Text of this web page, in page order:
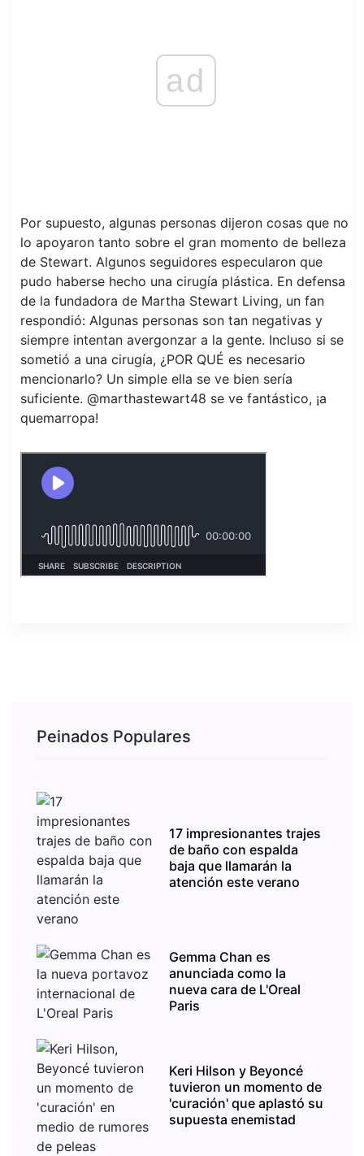
ad
Por supuesto, algunas personas dijeron cosas que no
lo apoyaron tanto sobre el gran momento de belleza
de Stewart. Algunos seguidores especularon que
pudo haberse hecho una cirugía plástica. En defensa
de la fundadora de Martha Stewart Living, un fan
respondió: Algunas personas son tan negativas y
siempre intentan avergonzar a la gente. Incluso si se
sometió a una cirugía, ¿POR QUÉ es necesario
mencionarlo? Un simple ella se ve bien sería
suficiente. @marthastewart48 se ve fantástico, ¡a
quemarropa!
Peinados Populares
17 impresionantes trajes
de baño con espalda
baja que llamarán la
atención este verano
Gemma Chan es
anunciada como la
nueva cara de L'Oreal
Paris
Keri Hilson y Beyoncé
tuvieron un momento de
'curación' que aplastó su
supuesta enemistad